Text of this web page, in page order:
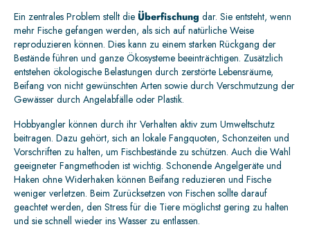
Ein zentrales Problem stellt die Überfischung dar. Sie entsteht, wenn
mehr Fische gefangen werden, als sich auf natürliche Weise
reproduzieren können. Dies kann zu einem starken Rückgang der
Bestände führen und ganze Ökosysteme beeinträchtigen. Zusätzlich
entstehen ökologische Belastungen durch zerstörte Lebensräume,
Beifang von nicht gewünschten Arten sowie durch Verschmutzung der
Gewässer durch Angelabfälle oder Plastik.
Hobbyangler können durch ihr Verhalten aktiv zum Umweltschutz
beitragen. Dazu gehört, sich an lokale Fangquoten, Schonzeiten und
Vorschriften zu halten, um Fischbestände zu schützen. Auch die Wahl
geeigneter Fangmethoden ist wichtig. Schonende Angelgeräte und
Haken ohne Widerhaken können Beifang reduzieren und Fische
weniger verletzen. Beim Zurücksetzen von Fischen sollte darauf
geachtet werden, den Stress für die Tiere möglichst gering zu halten
und sie schnell wieder ins Wasser zu entlassen.